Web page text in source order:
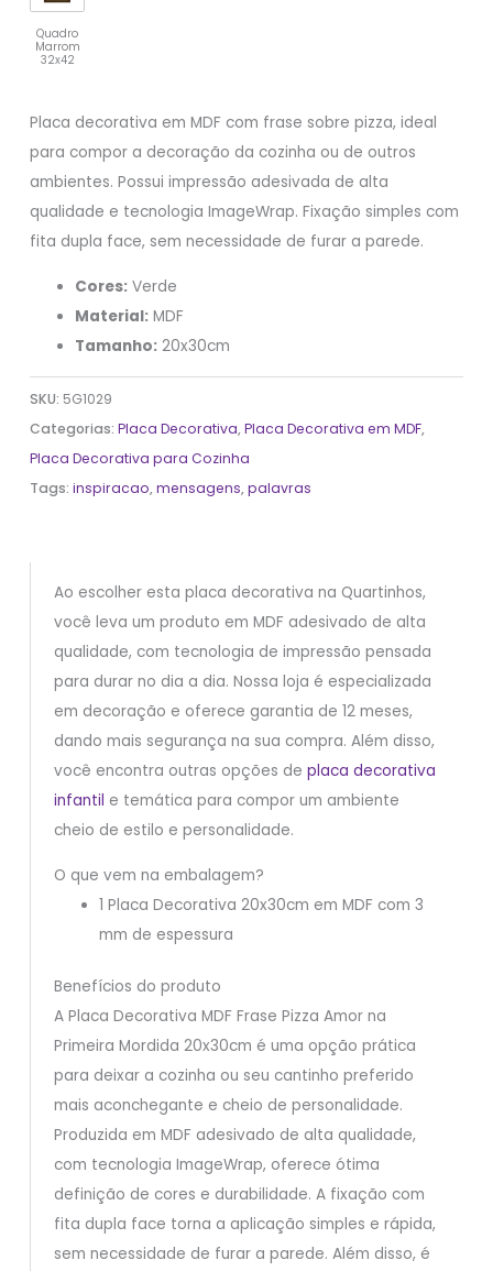
Quadro
Marrom
32x42
Placa decorativa em MDF com frase sobre pizza, ideal
para compor a decoração da cozinha ou de outros
ambientes. Possui impressão adesivada de alta
qualidade e tecnologia ImageWrap. Fixação simples com
fita dupla face, sem necessidade de furar a parede.
Cores: Verde
Material: MDF
Tamanho: 20x30cm
SKU: 5G1029
Categorias:Placa Decorativa,Placa Decorativa em MDF,
Placa Decorativa para Cozinha
Tags:inspiracao,mensagens,palavras
Ao escolher esta placa decorativa na Quartinhos,
você leva um produto em MDF adesivado de alta
qualidade, com tecnologia de impressão pensada
para durar no dia a dia. Nossa loja é especializada
em decoração e oferece garantia de 12 meses,
dando mais segurança na sua compra. Além disso,
você encontra outras opções de placa decorativa
infantil e temática para compor um ambiente
cheio de estilo e personalidade.
O que vem na embalagem?
1 Placa Decorativa 20x30cm em MDF com 3
mm de espessura
Benefícios do produto
A Placa Decorativa MDF Frase Pizza Amor na
Primeira Mordida 20x30cm é uma opção prática
para deixar a cozinha ou seu cantinho preferido
mais aconchegante e cheio de personalidade.
Produzida em MDF adesivado de alta qualidade,
com tecnologia ImageWrap, oferece ótima
definição de cores e durabilidade. A fixação com
fita dupla face torna a aplicação simples e rápida,
sem necessidade de furar a parede. Além disso, é